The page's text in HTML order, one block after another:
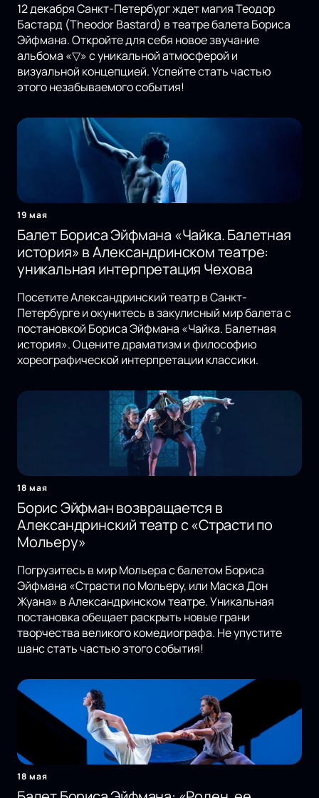
12 декабря Санкт-Петербург ждет магия Теодор
Бастард (Theodor Bastard) в театре балета Бориса
Эйфмана. Откройте для себя новое звучание
альбома «▽» с уникальной атмосферой и
визуальной концепцией. Успейте стать частью
этого незабываемого события!
19 мая
Балет Бориса Эйфмана «Чайка. Балетная
история» в Александринском театре:
уникальная интерпретация Чехова
Посетите Александринский театр в Санкт-
Петербурге и окунитесь в закулисный мир балета с
постановкой Бориса Эйфмана «Чайка. Балетная
история». Оцените драматизм и философию
хореографической интерпретации классики.
18 мая
Борис Эйфман возвращается в
Александринский театр с «Страсти по
Мольеру»
Погрузитесь в мир Мольера с балетом Бориса
Эйфмана «Страсти по Мольеру, или Маска Дон
Жуана» в Александринском театре. Уникальная
постановка обещает раскрыть новые грани
творчества великого комедиографа. Не упустите
шанс стать частью этого события!
18 мая